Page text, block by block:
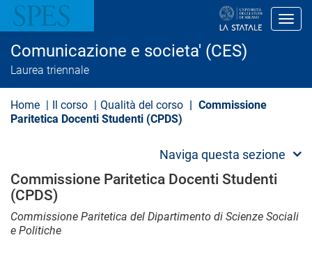
l
c
Comunicazione e societa' (CES)
Laurea triennale
Home Il corso Qualità del corso
Commissione
Paritetica Docenti Studenti (CPDS)
Naviga questa sezione
Commissione Paritetica Docenti Studenti
(CPDS)
Commissione Paritetica del Dipartimento di Scienze Sociali
e Politiche